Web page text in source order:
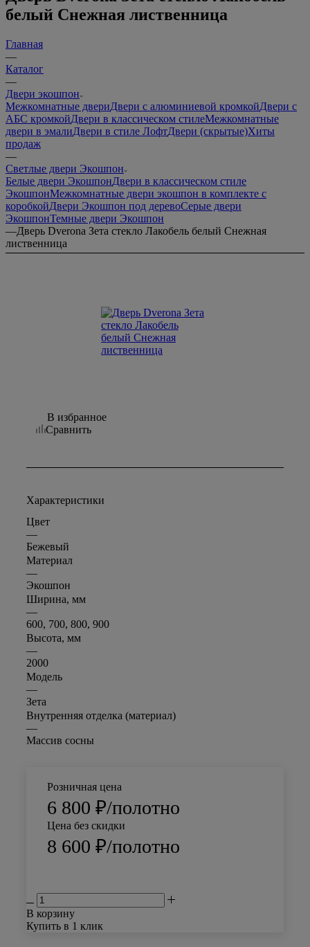
белый Снежная лиственница
Главная
—
Каталог
—
Двери экошпон
Межкомнатные двериДвери с алюминиевой кромкойДвери с
АБС кромкойДвери в классическом стилеМежкомнатные
двери в эмалиДвери в стиле ЛофтДвери (скрытые)Хиты
продаж
—
Светлые двери Экошпон
Белые двери ЭкошпонДвери в классическом стиле
ЭкошпонМежкомнатные двери экошпон в комплекте с
коробкойДвери Экошпон под деревоСерые двери
ЭкошпонТемные двери Экошпон
—Дверь Dverona Зета стекло Лакобель белый Снежная
лиственница
В избранное
Сравнить
Характеристики
Цвет
—
Бежевый
Материал
—
Экошпон
Ширина, мм
—
600, 700, 800, 900
Высота, мм
—
2000
Модель
—
Зета
Внутренняя отделка (материал)
—
Массив сосны
Розничная цена
6 800 ₽/полотно
Цена без скидки
8 600 ₽/полотно
В корзину
Купить в 1 клик